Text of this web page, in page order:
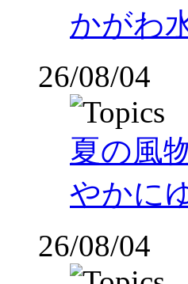
かがわ
26/08/04
夏の風
やかに
26/08/04